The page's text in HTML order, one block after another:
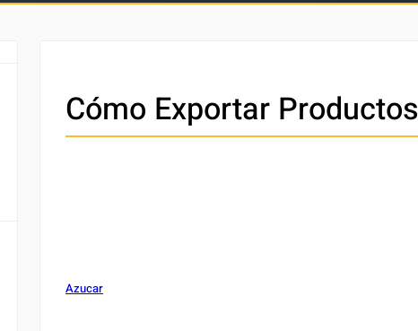
Cómo Exportar Productos
Azucar